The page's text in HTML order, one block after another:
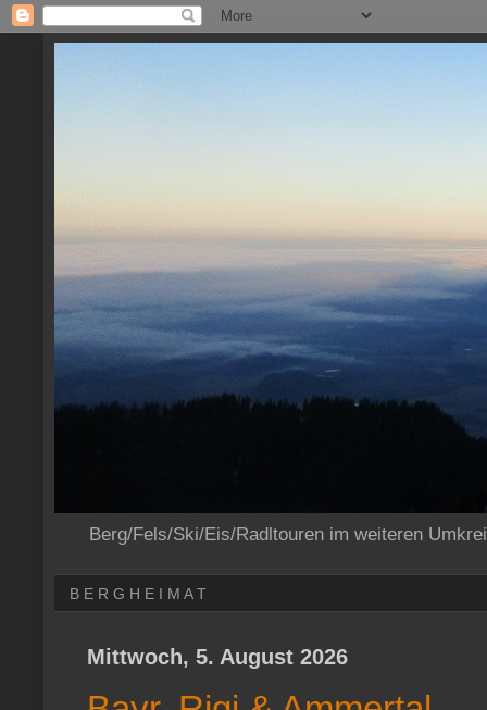
Berg/Fels/Ski/Eis/Radltouren im weiteren
B E R G H E I M A T
Mittwoch, 5. August 2026